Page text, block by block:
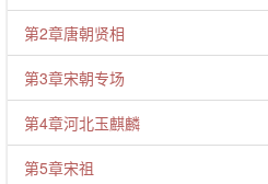
第2章唐朝贤相
第3章宋朝专场
第4章河北玉麒麟
第5章宋祖